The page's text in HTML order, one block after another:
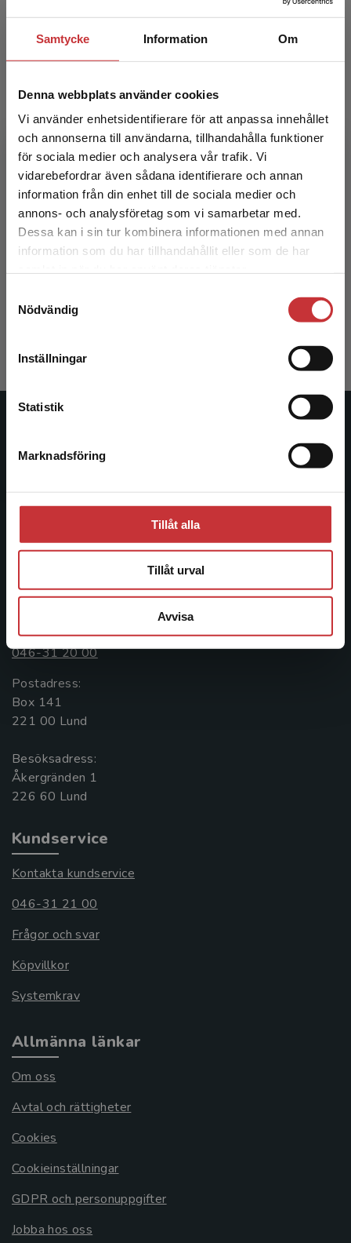
Samtycke Information Om
Denna webbplats använder cookies
Vi använder enhetsidentifierare för att anpassa innehållet
och annonserna till användarna, tillhandahålla funktioner
för sociala medier och analysera vår trafik. Vi
vidarebefordrar även sådana identifierare och annan
information från din enhet till de sociala medier och
annons- och analysföretag som vi samarbetar med.
Dessa kan i sin tur kombinera informationen med annan
information som du har tillhandahållit eller som de har
Nödvändig
Inställningar
Statistik
Marknadsföring
Tillåt alla
Tillåt urval
Avvisa
Begränsad fraktregion
Det verkar som att du besöker
studentlitteratur.se via en enhet utanför Sverige.
Vi erbjuder inte leveranser utanför Sverige. För
att kunna slutföra ett köp måste
Bauer, M - Kristiansson, M
356 krinkl. moms
Hot och våld på jobbet
Studentlitteratur grundades 1963 och är idag Sveriges
facklitteratur, utbildningar och digitala
informationstjänster i utbudet, finns Studentlitteratur med
längs hela kunskapsresan.
Kontakta oss
046-31 20 00
Postadress:
Box 141
221 00 Lund
Besöksadress:
Åkergränden 1
Kundservice
Kontakta kundservice
046-31 21 00
Frågor och svar
Köpvillkor
Systemkrav
Allmänna länkar
Om oss
Avtal och rättigheter
Cookies
Cookieinställningar
GDPR och personuppgifter
Jobba hos oss